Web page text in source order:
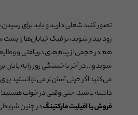
تصور کنید شغلی دارید و باید برای
زود بیدار شوید، ترافیک خیابان‌ها را پشت
هم در حجمی از پیام‌های دریافتی و
شوید و… در آخر با خستگی روز را به پایان
می‌کنید اگر خیلی آسان‌تر می‌توانستید
داشته باشید، حتی وقتی در خواب
فروش یا افیلیت مارکتینگدر چنین